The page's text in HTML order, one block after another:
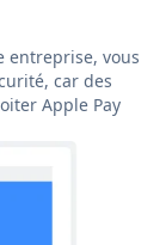
entreprise, vous
car des
Apple Pay